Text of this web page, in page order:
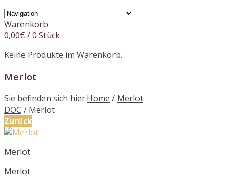
Warenkorb
0,00€ / 0 Stück
Keine Produkte im Warenkorb.
Merlot
Sie befinden sich hier:Home / Merlot
DOC / Merlot
Zurück
Merlot
Merlot